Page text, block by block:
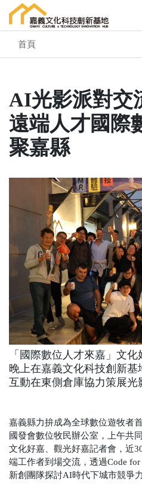
首頁
AI光影派對交
遠端人才國際
聚嘉縣
「國際數位人才來嘉」文
晚上在嘉義文化科技創新
互動在東側倉庫協力策展光
嘉義縣力拚成為全球數位遊牧者
國發會數位牧民辦公室，上午共
文化好嘉、觀光好嘉記者會，近
端工作者到場交流，透過Code
新創團隊探討AI時代下城市競爭力